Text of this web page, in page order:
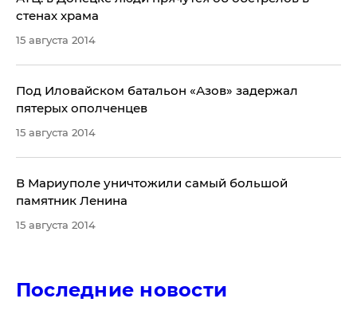
стенах храма
15 августа 2014
​Под Иловайском батальон «Азов» задержал
пятерых ополченцев
15 августа 2014
В Мариуполе уничтожили самый большой
памятник Ленина
15 августа 2014
Последние новости